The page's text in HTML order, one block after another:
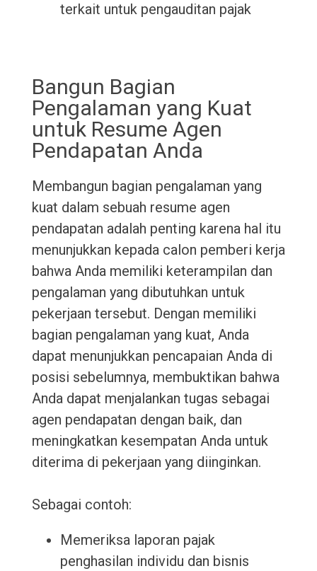
terkait untuk pengauditan pajak
Bangun Bagian
Pengalaman yang Kuat
untuk Resume Agen
Pendapatan Anda
Membangun bagian pengalaman yang
kuat dalam sebuah resume agen
pendapatan adalah penting karena hal itu
menunjukkan kepada calon pemberi kerja
bahwa Anda memiliki keterampilan dan
pengalaman yang dibutuhkan untuk
pekerjaan tersebut. Dengan memiliki
bagian pengalaman yang kuat, Anda
dapat menunjukkan pencapaian Anda di
posisi sebelumnya, membuktikan bahwa
Anda dapat menjalankan tugas sebagai
agen pendapatan dengan baik, dan
meningkatkan kesempatan Anda untuk
diterima di pekerjaan yang diinginkan.
Sebagai contoh:
Memeriksa laporan pajak
penghasilan individu dan bisnis